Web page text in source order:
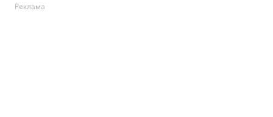
Реклама